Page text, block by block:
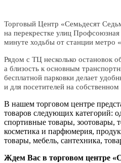
Торговый Центр «Семьдесят
на пе­рек­рест­ке улиц
минуте ходьбы от станции метро
Рядом с ТЦ несколько остановок
а близость к основным
бесплатной парковки делает
и для посетителей на
В нашем торговом центре
товаров следующих категорий:
спортивные товары, зоотовары,
косметика и парфюмерия,
товары, мебель, сантехника,
Ждем Вас в торговом центре